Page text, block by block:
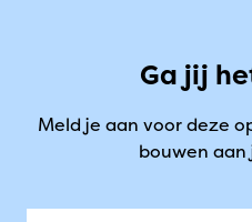
Ga jij
Meld je aan voor deze
bouwen